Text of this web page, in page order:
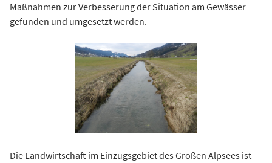
Maßnahmen zur Verbesserung der Situation am Gewässer
gefunden und umgesetzt werden.
Die Landwirtschaft im Einzugsgebiet des Großen Alpsees ist